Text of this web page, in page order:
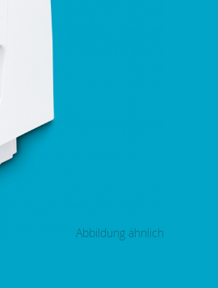
Abbildung ähnlich